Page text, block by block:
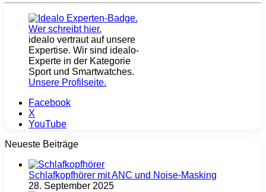
idealo vertraut auf unsere
Expertise. Wir sind idealo-
Experte in der Kategorie
Sport und Smartwatches.
Unsere Profilseite.
Facebook
X
YouTube
Neueste Beiträge
Schlafkopfhörer mit ANC und Noise-Masking
28. September 2025